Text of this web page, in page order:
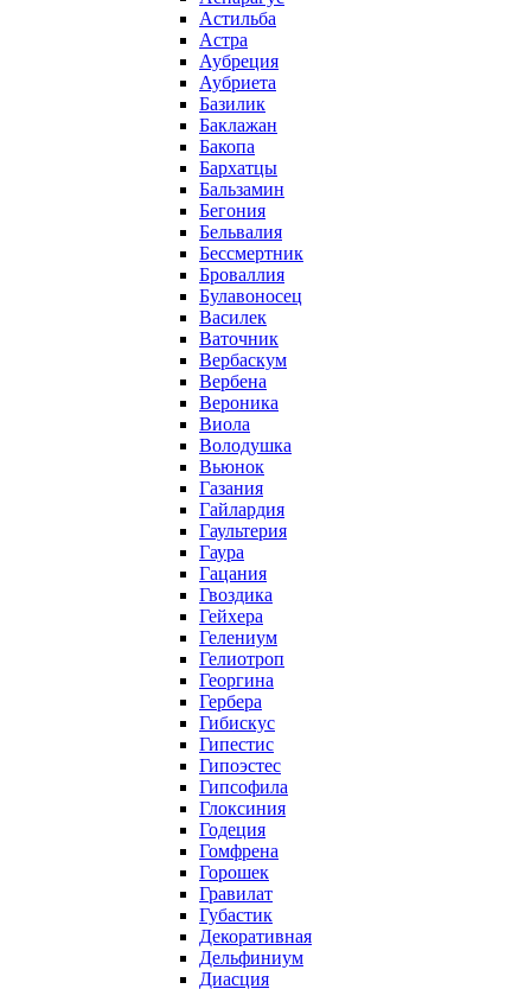
Астильба
Астра
Аубреция
Аубриета
Базилик
Баклажан
Бакопа
Бархатцы
Бальзамин
Бегония
Бельвалия
Бессмертник
Броваллия
Булавоносец
Василек
Ваточник
Вербаскум
Вербена
Вероника
Виола
Володушка
Вьюнок
Газания
Гайлардия
Гаультерия
Гаура
Гацания
Гвоздика
Гейхера
Гелениум
Гелиотроп
Георгина
Гербера
Гибискус
Гипестис
Гипоэстес
Гипсофила
Глоксиния
Годеция
Гомфрена
Горошек
Гравилат
Губастик
Декоративная
Дельфиниум
Диасция